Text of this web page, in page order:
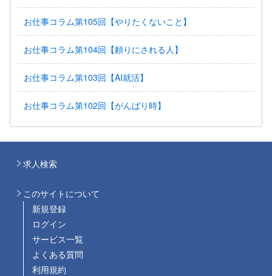
お仕事コラム第105回【やりたくないこと】
お仕事コラム第104回【頼りにされる人】
お仕事コラム第103回【AI就活】
お仕事コラム第102回【がんばり時】
求人検索
このサイトについて
新規登録
ログイン
サービス一覧
よくある質問
利用規約